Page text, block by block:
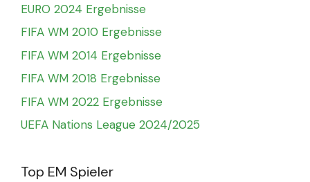
EURO 2024 Ergebnisse
FIFA WM 2010 Ergebnisse
FIFA WM 2014 Ergebnisse
FIFA WM 2018 Ergebnisse
FIFA WM 2022 Ergebnisse
UEFA Nations League 2024/2025
Top EM Spieler